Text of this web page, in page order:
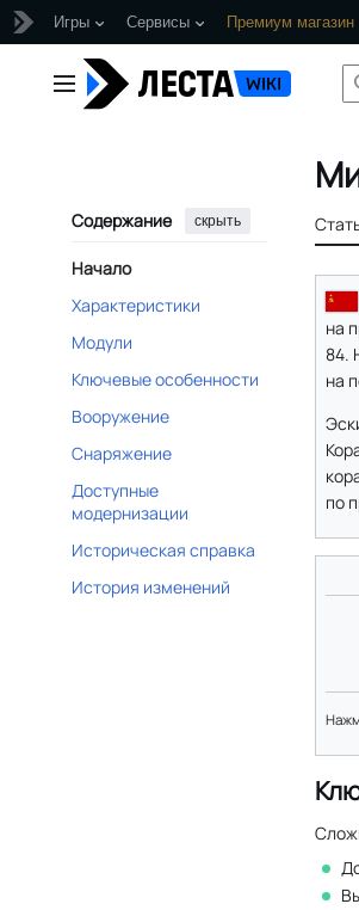
Игры Сервисы Премиум магазин
содержанию
Главное меню
Содержание скрыть
Начало
Характеристики
Модули
Ключевые особенности
Вооружение
Снаряжение
Доступные
модернизации
Историческая справка
История изменений
на
84.
на
по